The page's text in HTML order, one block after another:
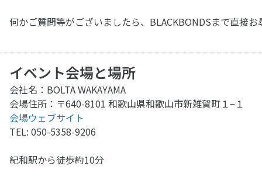
何かご質問等がございましたら、BLACKBONDSまで直接
イベント会場と場所
会社名：BOLTA WAKAYAMA
会場住所：〒640-8101 和歌山県和歌山市新雑賀町１−１
会場ウェブサイト
TEL: 050-5358-9206
紀和駅から徒歩約10分